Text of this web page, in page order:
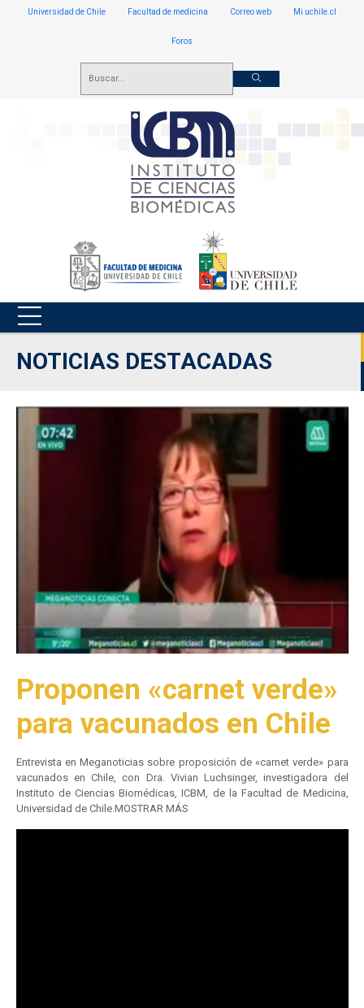
Universidad de Chile Facultad de medicina Correo web Mi uchile.cl
Foros
NOTICIAS DESTACADAS
Proponen «carnet verde»
para vacunados en Chile
Entrevista en Meganoticias sobre proposición de «carnet verde» para
vacunados en Chile, con Dra. Vivian Luchsinger, investigadora del
Instituto de Ciencias Biomédicas, ICBM, de la Facultad de Medicina,
Universidad de Chile.MOSTRAR MÁS